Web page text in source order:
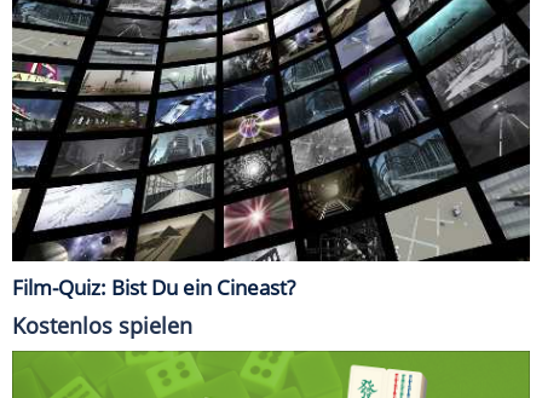
Film-Quiz: Bist Du ein Cineast?
Kostenlos spielen